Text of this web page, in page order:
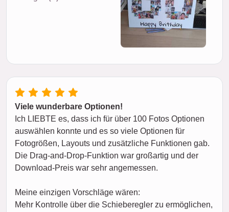
Viele wunderbare Optionen!
Ich LIEBTE es, dass ich für über 100 Fotos Optionen
auswählen konnte und es so viele Optionen für
Fotogrößen, Layouts und zusätzliche Funktionen gab.
Die Drag-and-Drop-Funktion war großartig und der
Download-Preis war sehr angemessen.
Meine einzigen Vorschläge wären:
Mehr Kontrolle über die Schieberegler zu ermöglichen,